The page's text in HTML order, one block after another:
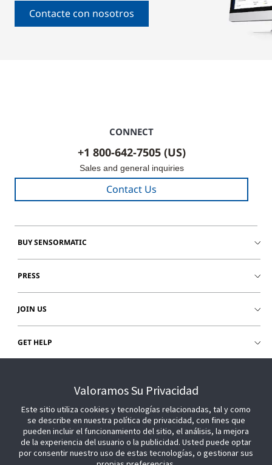
Contacte con nosotros
CONNECT
+1 800-642-7505 (US)
Sales and general inquiries
Contact Us
BUY SENSORMATIC
PRESS
JOIN US
GET HELP
Valoramos Su Privacidad
Este sitio utiliza cookies y tecnologías relacionadas, tal y como
se describe en nuestra política de privacidad, con fines que
pueden incluir el funcionamiento del sitio, el análisis, la mejora
de la experiencia del usuario o la publicidad. Usted puede optar
por consentir nuestro uso de estas tecnologías, o gestionar sus